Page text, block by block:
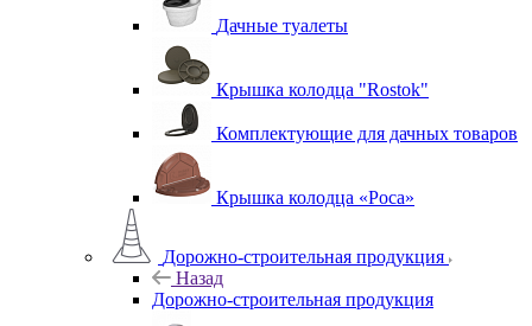
Дачные туалеты
Крышка колодца "Rostok"
Комплектующие для дачных товаров
Крышка колодца «Роса»
Дорожно-строительная продукция
Назад
Дорожно-строительная продукция